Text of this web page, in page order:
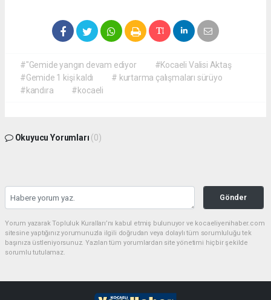
#"Gemide yangın devam ediyor
#Kocaeli Valisi Aktaş
#Gemide 1 kişi kaldı
# kurtarma çalışmaları sürüyo
#kandıra
#kocaeli
Okuyucu Yorumları (0)
Gönder
Yorum yazarak Topluluk Kuralları’nı kabul etmiş bulunuyor ve kocaeliyenihaber.com
sitesine yaptığınız yorumunuzla ilgili doğrudan veya dolaylı tüm sorumluluğu tek
başınıza üstleniyorsunuz. Yazılan tüm yorumlardan site yönetimi hiçbir şekilde
sorumlu tutulamaz.